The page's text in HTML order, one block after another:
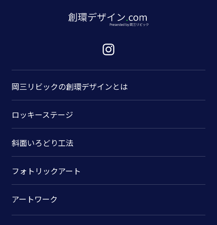
岡三リビックの創環デザインとは
ロッキーステージ
斜面いろどり工法
フォトリックアート
アートワーク